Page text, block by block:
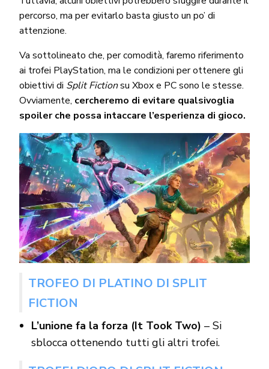
percorso, ma per evitarlo basta giusto un po’ di
attenzione.
Va sottolineato che, per comodità, faremo riferimento
ai trofei PlayStation, ma le condizioni per ottenere gli
obiettivi di Split Fictionsu Xbox e PC sono le stesse.
Ovviamente, cercheremo di evitare qualsivoglia
spoiler che possa intaccare l’esperienza di gioco.
TROFEO DI PLATINO DI SPLIT
FICTION
L’unione fa la forza (It Took Two) – Si
sblocca ottenendo tutti gli altri trofei.